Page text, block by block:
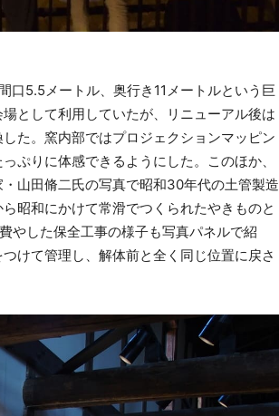
5.5メートル、奥行き11メートルという巨
として利用していたが、リニューアル後は
た。窯内部ではプロジェクションマッピン
ぷりに体感できるようにした。このほか、
山田脩二氏の写真で昭和30年代の土管製造
昭和にかけて常滑でつくられたやきものと
やした保全工事の様子も写真パネルで紹
けて管理し、解体前と全く同じ位置に戻さ